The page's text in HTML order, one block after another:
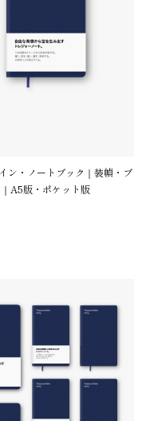
ン・ノートブック｜装幀・ブ
A5版・ポケット版